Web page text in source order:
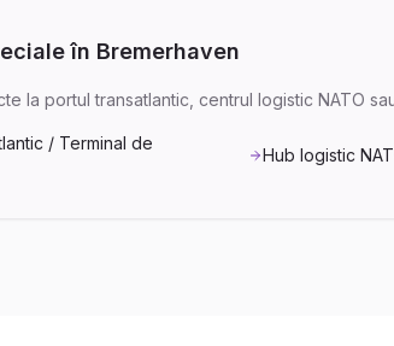
în Bremerhaven
la portul transatlantic, centrul logistic NATO
/ Terminal de
Hub logistic